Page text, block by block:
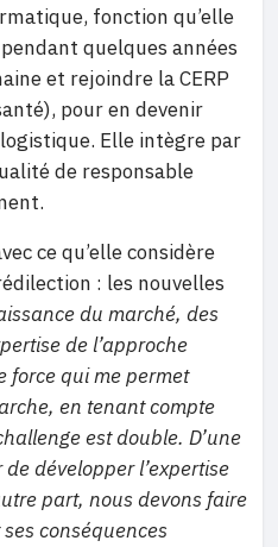
fonction qu’elle
quelques années
et rejoindre la CERP
pour en devenir
Elle intègre par
de responsable
ce qu’elle considère
: les nouvelles
du marché, des
de l’approche
force qui me permet
en tenant compte
est double. D’une
développer l’expertise
part, nous devons faire
conséquences